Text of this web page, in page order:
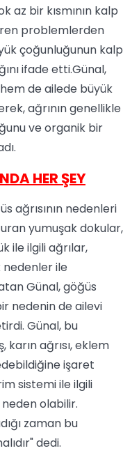
az bir kısmının kalp
problemlerden
çoğunluğunun kalp
ifade etti.Günal,
de ailede büyük
ağrının genellikle
ve organik bir
HER ŞEY
ağrısının nedenleri
yumuşak dokular,
ile ilgili ağrılar,
nedenler ile
Günal, göğüs
nedenin de ailevi
Günal, bu
karın ağrısı, eklem
işaret
sistemi ile ilgili
olabilir.
zaman bu
dedi.